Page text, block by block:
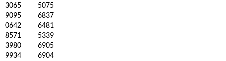
3065
5075
9095
6837
0642
6481
8571
5339
3980
6905
9934
6904